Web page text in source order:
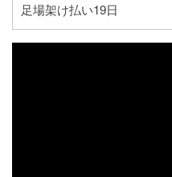
足場架け払い19日